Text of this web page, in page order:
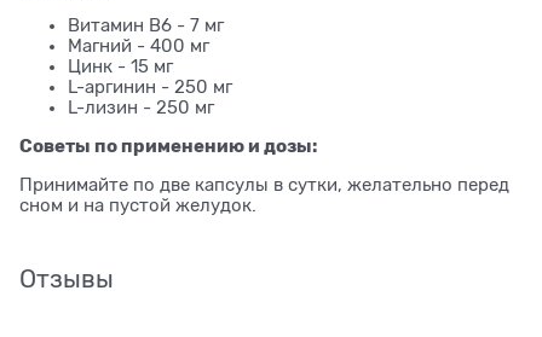
Витамин В6 - 7 мг
Магний - 400 мг
Цинк - 15 мг
L-аргинин - 250 мг
L-лизин - 250 мг
Советы по применению и дозы:
Принимайте по две капсулы в сутки, желательно перед
сном и на пустой желудок.
Отзывы